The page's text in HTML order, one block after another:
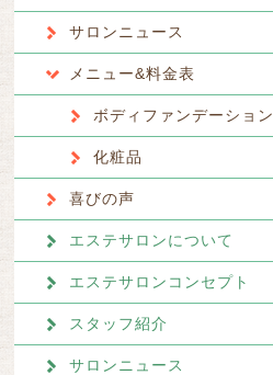
サロンニュース
メニュー&料金表
ボディファンデーション
化粧品
喜びの声
エステサロンについて
エステサロンコンセプト
スタッフ紹介
サロンニュース